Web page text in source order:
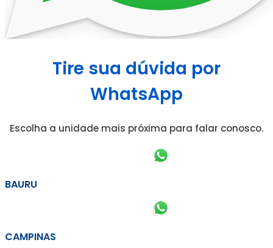
Tire sua dúvida por
WhatsApp
Escolha a unidade mais próxima para falar conosco.
BAURU
CAMPINAS